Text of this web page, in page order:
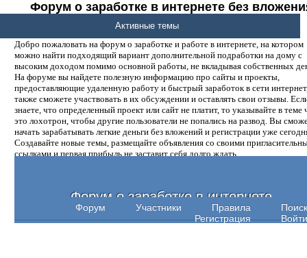
Форум о заработке в интернете без
денег.
Добро пожаловать на форум о заработке и работе в интернете, на котором
можно найти подходящий вариант дополнительной подработки на дому с
высоким доходом помимо основной работы, не вкладывая собственных
На форуме вы найдете полезную информацию про сайты и проекты,
предоставляющие удаленную работу и быстрый заработок в сети
также сможете участвовать в их обсуждении и оставлять свои отзывы.
знаете, что определенный проект или сайт не платит, то указывайте в теме
это лохотрон, чтобы другие пользователи не попались на развод. Вы
начать зарабатывать легкие деньги без вложений и регистрации уже
Создавайте новые темы, размещайте объявления со своими
ссылками и первая прибыль не заставит себя долго ждать.
Форум о заработке в интернете
Форум Участники Правила
Поиск
Регистрация
Войти
Активные темы